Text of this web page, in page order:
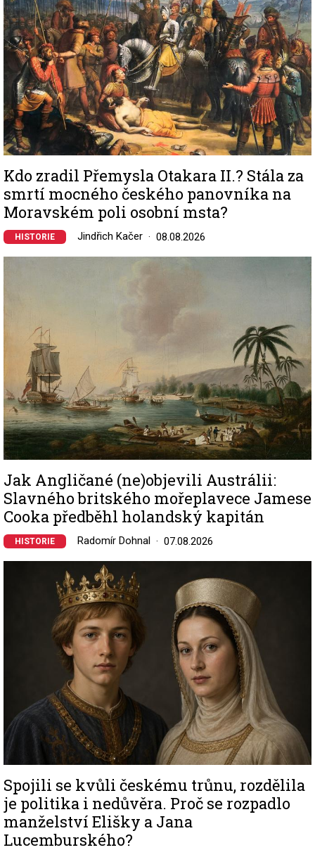
Kdo zradil Přemysla Otakara II.? Stála za
smrtí mocného českého panovníka na
Moravském poli osobní msta?
HISTORIE Jindřich Kačer 08.08.2026
Jak Angličané (ne)objevili Austrálii:
Slavného britského mořeplavece Jamese
Cooka předběhl holandský kapitán
HISTORIE Radomír Dohnal 07.08.2026
Spojili se kvůli českému trůnu, rozdělila
je politika i nedůvěra. Proč se rozpadlo
manželství Elišky a Jana
Lucemburského?